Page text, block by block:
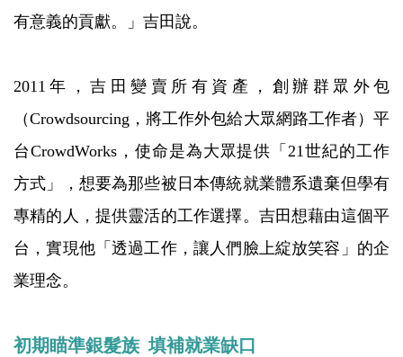
有意義的貢獻。」吉田說。
2011年，吉田變賣所有資產，創辦群眾外包
（Crowdsourcing，將工作外包給大眾網路工作者）平
台CrowdWorks，使命是為大眾提供「21世紀的工作
方式」，想要為那些被日本傳統就業體系遺棄但學有
專精的人，提供靈活的工作選擇。吉田想藉由這個平
台，實現他「透過工作，讓人們臉上綻放笑容」的企
業理念。
初期瞄準銀髮族 填補就業缺口